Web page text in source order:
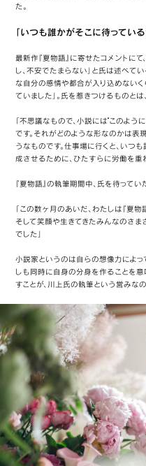
た。
「いつも誰かがそこに待っている
最新作『夏物語』に寄せたコメントにて
し、不安でたまらない」と氏は述べて
な自分の感情や都合が入り込めない
ていました」。氏を惹きつけるものとは
「不思議なもので、小説には“このよ
です。それがどのような形なのかは表
うなものです。仕事場に行くと、いつ
成させるために、ひたすらに労働を重
『夏物語』の執筆期間中、氏を待って
「この数ヶ月のあいだ、わたしは『夏
そして笑顔や生きてきたみんなのさま
でした」
小説家というのは自らの想像力によ
しも同時に自身の分身を作ることを
すことが、川上氏の執筆という営みなの